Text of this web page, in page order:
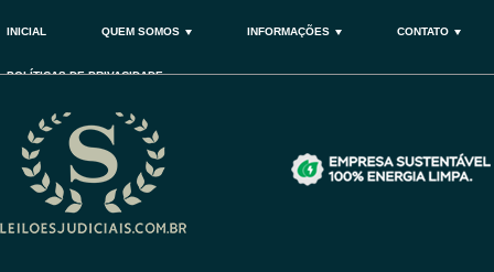
INICIAL QUEM SOMOS INFORMAÇÕES CONTATO
POLÍTICAS DE PRIVACIDADE